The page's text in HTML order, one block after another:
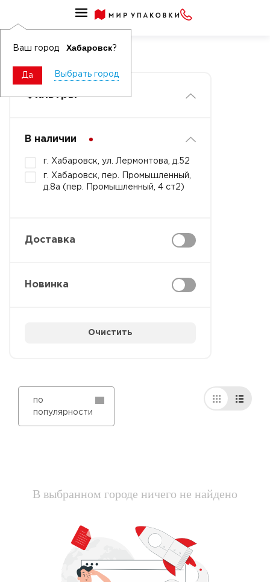
Ваш город Хабаровск?
Да Выбрать город
Скотч с логотипом
Фильтры
В наличии
г. Хабаровск, ул. Лермонтова, д.52
г. Хабаровск, пер. Промышленный,
д.8а (пер. Промышленный, 4 ст2)
Доставка
Новинка
Очистить
по
популярности
В выбранном городе ничего не найдено